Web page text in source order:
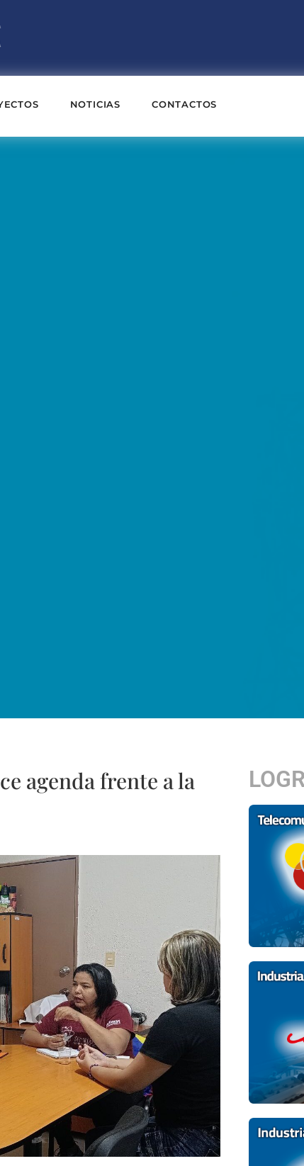
NOTICIAS CONTACTOS
agenda frente a la